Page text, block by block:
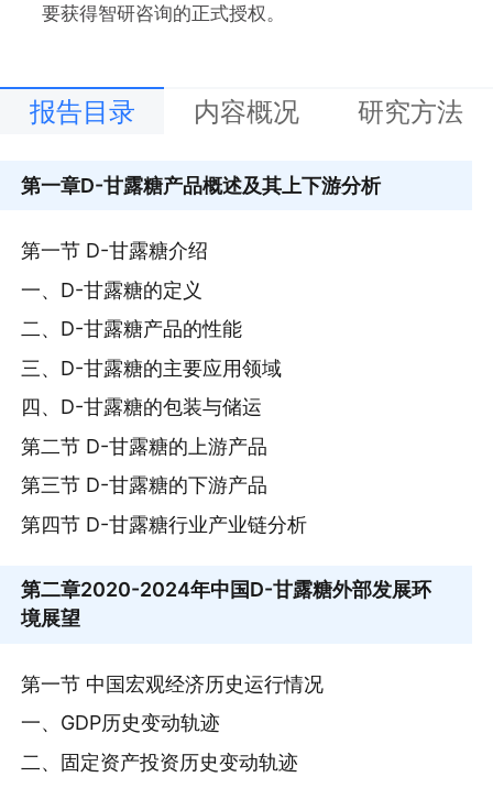
要获得智研咨询的正式授权。
报告目录 内容概况 研究方法
第一章D-甘露糖产品概述及其上下游分析
第一节 D-甘露糖介绍
一、D-甘露糖的定义
二、D-甘露糖产品的性能
三、D-甘露糖的主要应用领域
四、D-甘露糖的包装与储运
第二节 D-甘露糖的上游产品
第三节 D-甘露糖的下游产品
第四节 D-甘露糖行业产业链分析
第二章2020-2024年中国D-甘露糖外部发展环
境展望
第一节 中国宏观经济历史运行情况
一、GDP历史变动轨迹
二、固定资产投资历史变动轨迹